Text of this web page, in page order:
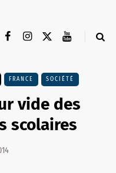
FRANCE SOCIÉTÉ
vide des
scolaires